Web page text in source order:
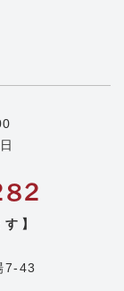
ップ
】
7-43